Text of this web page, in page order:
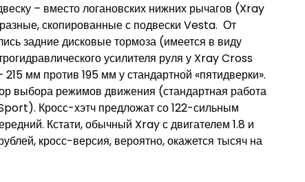
– вместо логановских нижних рычагов (Xray
скопированные с подвески Vesta. От
задние дисковые тормоза (имеется в виду
усилителя руля у Xray Cross
мм против 195 мм у стандартной «пятидверки».
выбора режимов движения (стандартная работа
Sport). Кросс-хэтч предложат со 122-сильным
Кстати, обычный Xray с двигателем 1.8 и
кросс-версия, вероятно, окажется тысяч на